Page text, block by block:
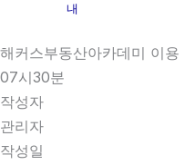
내
해커스부동산아카데미 이
07시30분
작성자
관리자
작성일